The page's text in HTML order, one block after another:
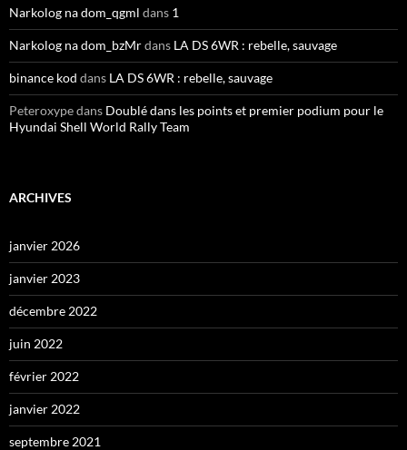
Narkolog na dom_qgml dans 1
Narkolog na dom_bzMrdans LA DS 6WR : rebelle, sauvage
binance kod dans LA DS 6WR : rebelle, sauvage
Peteroxypedans Doublé dans les points et premier podium pour le
Hyundai Shell World Rally Team
ARCHIVES
janvier 2026
janvier 2023
décembre 2022
juin 2022
février 2022
janvier 2022
septembre 2021